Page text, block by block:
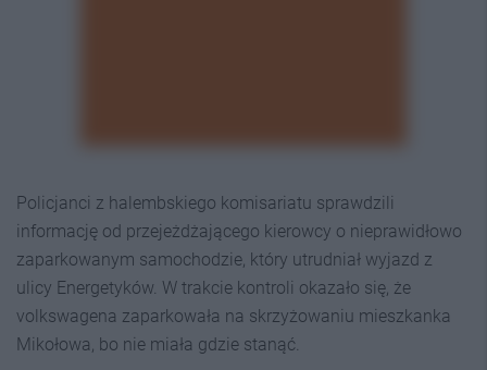
Policjanci z halembskiego komisariatu sprawdzili
informację od przejeżdżającego kierowcy o nieprawidłowo
zaparkowanym samochodzie, który utrudniał wyjazd z
ulicy Energetyków. W trakcie kontroli okazało się, że
volkswagena zaparkowała na skrzyżowaniu mieszkanka
Mikołowa, bo nie miała gdzie stanąć.